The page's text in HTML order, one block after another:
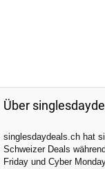
Über
singlesdaydeals.ch hat
Schweizer Deals
Friday und Cyber